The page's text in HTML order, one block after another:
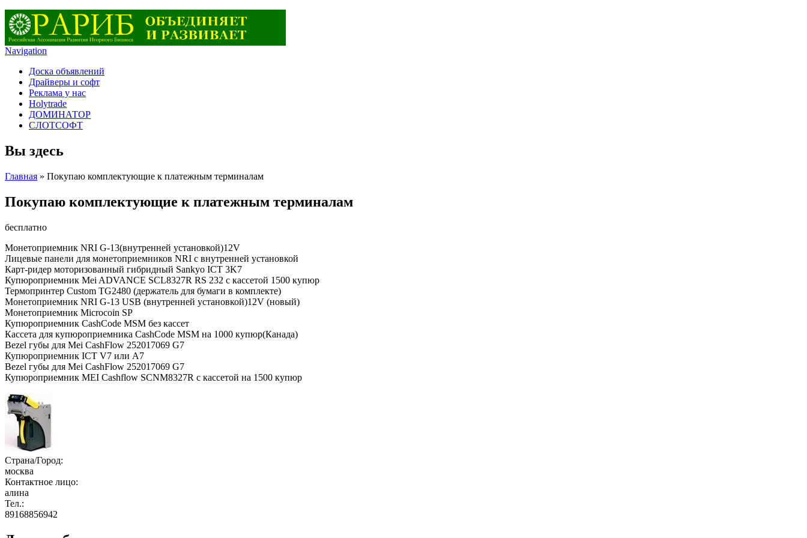
Navigation
Доска объявлений
Драйверы и софт
Реклама у нас
Holytrade
ДОМИНАТОР
СЛОТСОФТ
Вы здесь
Главная » Покупаю комплектующие к платежным терминалам
Покупаю комплектующие к платежным терминалам
бесплатно
Монетоприемник NRI G-13(внутренней установкой)12V
Лицевые панели для монетоприемников NRI с внутренней установкой
Карт-ридер моторизованный гибридный Sankyo ICT 3K7
Купюроприемник Mei ADVANCE SCL8327R RS 232 с кассетой 1500 купюр
Термопринтер Custom TG2480 (держатель для бумаги в комплекте)
Монетоприемник NRI G-13 USB (внутренней установкой)12V (новый)
Монетоприемник Microcoin SP
Купюроприемник CashCode MSM без кассет
Кассета для купюроприемника CashCode MSM на 1000 купюр(Канада)
Bezel губы для Mei CashFlow 252017069 G7
Купюроприемник ICT V7 или A7
Bezel губы для Mei CashFlow 252017069 G7
Купюроприемник MEI Cashflow SCNM8327R c кассетой на 1500 купюр
Страна/Город:
москва
Контактное лицо:
алина
Тел.:
89168856942